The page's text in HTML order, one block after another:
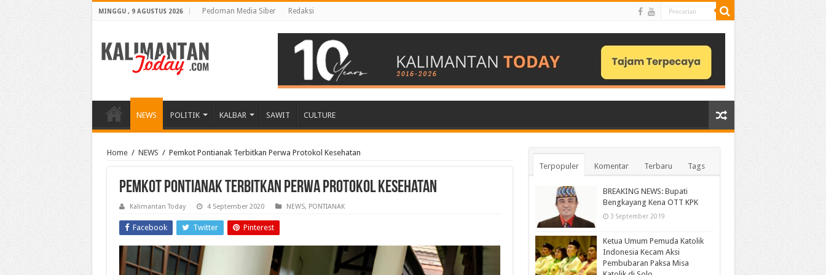
MINGGU , 9 AGUSTUS 2026 Pedoman Media Siber Redaksi
NEWS POLITIK KALBAR SAWIT CULTURE
Home / NEWS / Pemkot Pontianak Terbitkan Perwa Protokol Kesehatan
Pemkot Pontianak Terbitkan Perwa Protokol Kesehatan
Kalimantan Today 4 September 2020 NEWS, PONTIANAK
Facebook Twitter Pinterest
Terpopuler Komentar Terbaru Tags
BREAKING NEWS: Bupati
Bengkayang Kena OTT KPK
3 September 2019
Ketua Umum Pemuda Katolik
Indonesia Kecam Aksi
Pembubaran Paksa Misa